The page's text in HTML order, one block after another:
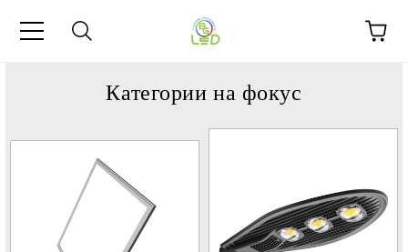
Категории на фокус